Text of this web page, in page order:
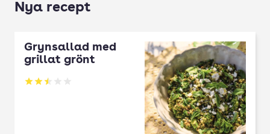
Nya recept
Grynsallad med
grillat grönt
Betyg: 2.5 av 5